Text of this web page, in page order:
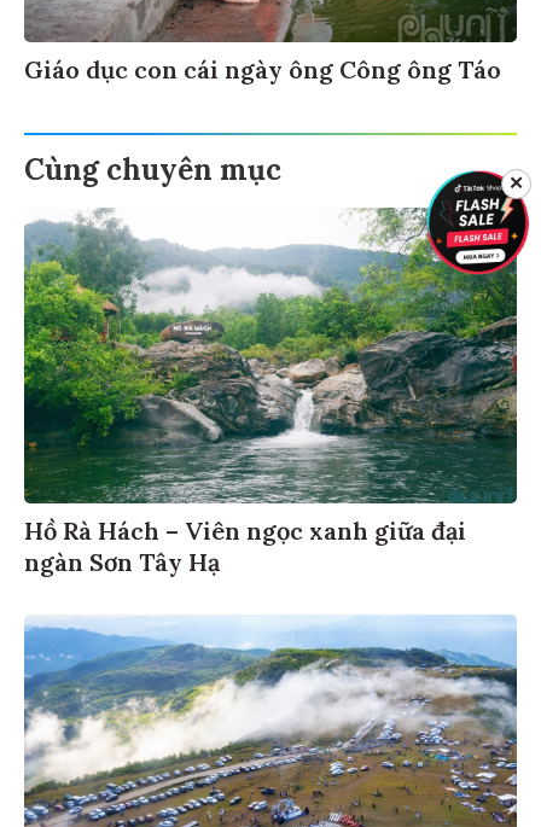
Giáo dục con cái ngày ông Công ông Táo
Cùng chuyên mục
Hồ Rà Hách – Viên ngọc xanh giữa đại
ngàn Sơn Tây Hạ
✕